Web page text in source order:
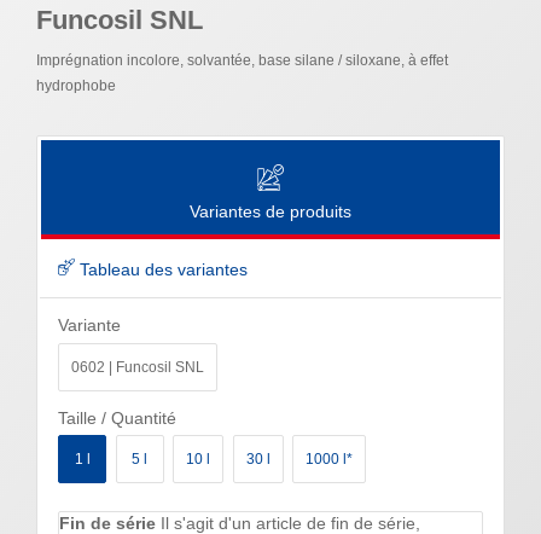
Funcosil SNL
Imprégnation incolore, solvantée, base silane / siloxane, à effet
hydrophobe
Variantes de produits
Tableau des variantes
Variante
0602 | Funcosil SNL
Taille / Quantité
1 l 5 l 10 l 30 l 1000 l*
Fin de série Il s'agit d'un article de fin de série,